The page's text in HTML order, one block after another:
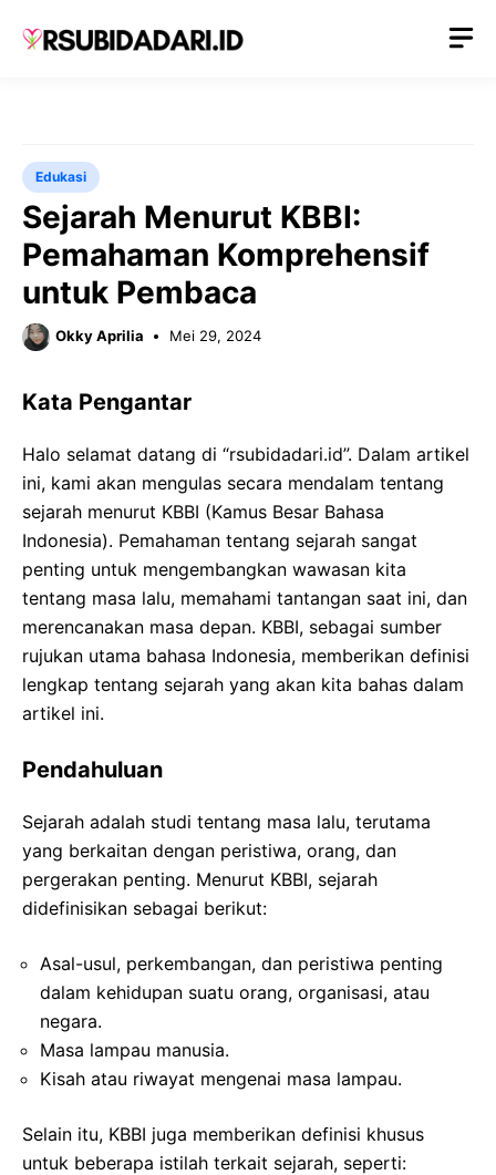
Edukasi
Sejarah Menurut KBBI:
Pemahaman Komprehensif
untuk Pembaca
Okky Aprilia Mei 29, 2024
Kata Pengantar
Halo selamat datang di “rsubidadari.id”. Dalam artikel
ini, kami akan mengulas secara mendalam tentang
sejarah menurut KBBI (Kamus Besar Bahasa
Indonesia). Pemahaman tentang sejarah sangat
penting untuk mengembangkan wawasan kita
tentang masa lalu, memahami tantangan saat ini, dan
merencanakan masa depan. KBBI, sebagai sumber
rujukan utama bahasa Indonesia, memberikan definisi
lengkap tentang sejarah yang akan kita bahas dalam
artikel ini.
Pendahuluan
Sejarah adalah studi tentang masa lalu, terutama
yang berkaitan dengan peristiwa, orang, dan
pergerakan penting. Menurut KBBI, sejarah
didefinisikan sebagai berikut:
Asal-usul, perkembangan, dan peristiwa penting
dalam kehidupan suatu orang, organisasi, atau
negara.
Masa lampau manusia.
Kisah atau riwayat mengenai masa lampau.
Selain itu, KBBI juga memberikan definisi khusus
untuk beberapa istilah terkait sejarah, seperti: